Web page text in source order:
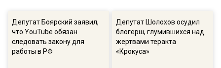
Депутат Боярский заявил,
что YouTube обязан
следовать закону для
работы в РФ
Депутат Шолохов осудил
блогерш, глумившихся над
жертвами теракта
«Крокуса»